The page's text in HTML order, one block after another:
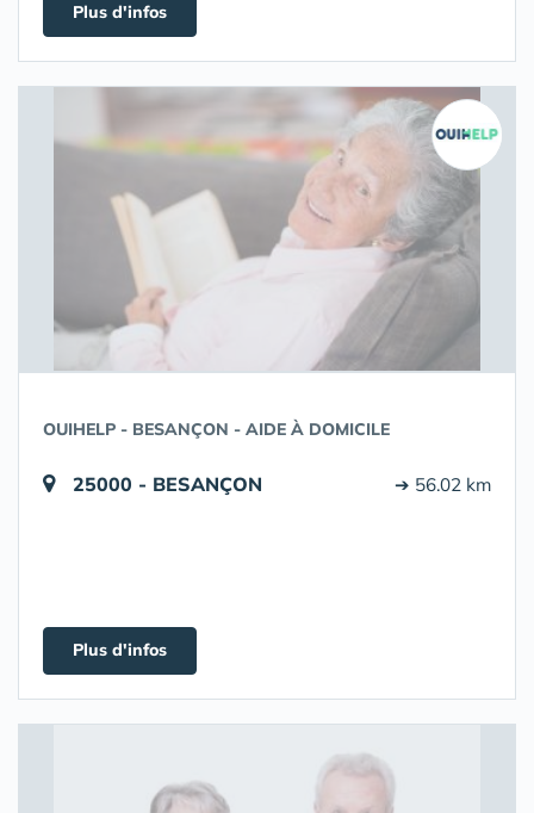
Plus d'infos
OUIHELP - BESANÇON - AIDE À DOMICILE
25000 - BESANÇON ➔ 56.02 km
Plus d'infos